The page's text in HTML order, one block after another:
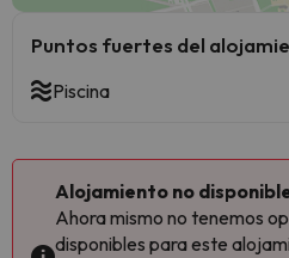
Puntos fuertes del
Piscina
Alojamiento no
Ahora mismo no tenemos
disponibles para este